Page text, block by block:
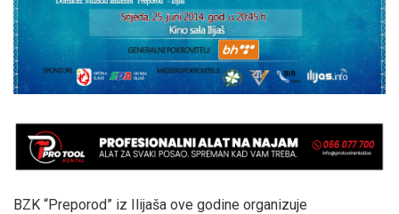
BZK “Preporod” iz Ilijaša ove godine organizuje